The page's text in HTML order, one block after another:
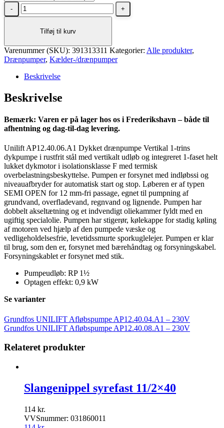
Grundfos
UNILIFT
AP12.40.06.A1
230V
M/Niveauafbryder
Tilføj til kurv
Varenummer (SKU): 391313311 Kategorier: Alle produkter,
Drænpumper, Kælder-/drænpumper
Beskrivelse
Beskrivelse
Bemærk: Varen er på lager hos os i Frederikshavn – både til
afhentning og dag-til-dag levering.
Unilift AP12.40.06.A1 Dykket drænpumpe Vertikal 1-trins
dykpumpe i rustfrit stål med vertikalt udløb og integreret 1-faset helt
lukket dykmotor i isolationsklasse F med termisk
overbelastningsbeskyttelse. Pumpen er forsynet med indløbssi og
niveauafbryder for automatisk start og stop. Løberen er af typen
SEMI OPEN for 12 mm-fri passage, egnet til pumpning af
grundvand, overfladevand, regnvand og lignende. Pumpen har
dobbelt akseltætning og et indvendigt oliekammer fyldt med en
ugiftig specialolie. Pumpen har stigerør, kølekappe for stadig køling
af motoren ved hjælp af den pumpede væske og
vedligeholdelsesfrie, levetidssmurte sporkuglelejer. Pumpen er klar
til brug, som den er, forsynet med bærehåndtag og forsyningskabel.
Forsyningskablet er forsynet med stik.
Pumpeudløb: RP 1½
Optagen effekt: 0,9 kW
Se varianter
Grundfos UNILIFT Afløbspumpe AP12.40.04.A1 – 230V
Grundfos UNILIFT Afløbspumpe AP12.40.08.A1 – 230V
Relateret produkter
Slangenippel syrefast 11/2×40
114 kr.
VVSnummer: 031860011